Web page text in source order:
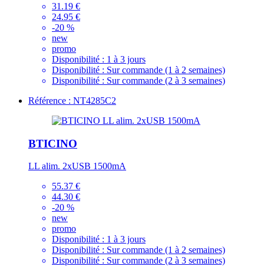
31.19 €
24.95 €
-20 %
new
promo
Disponibilité : 1 à 3 jours
Disponibilité : Sur commande (1 à 2 semaines)
Disponibilité : Sur commande (2 à 3 semaines)
Référence : NT4285C2
BTICINO
LL alim. 2xUSB 1500mA
55.37 €
44.30 €
-20 %
new
promo
Disponibilité : 1 à 3 jours
Disponibilité : Sur commande (1 à 2 semaines)
Disponibilité : Sur commande (2 à 3 semaines)